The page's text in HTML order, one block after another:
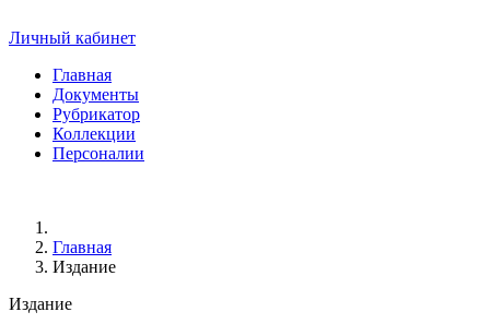
Личный кабинет
Главная
Документы
Рубрикатор
Коллекции
Персоналии
Главная
Издание
Издание